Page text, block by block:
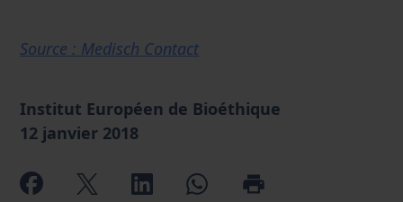
Source : Medisch Contact
Institut Européen de Bioéthique
12 janvier 2018